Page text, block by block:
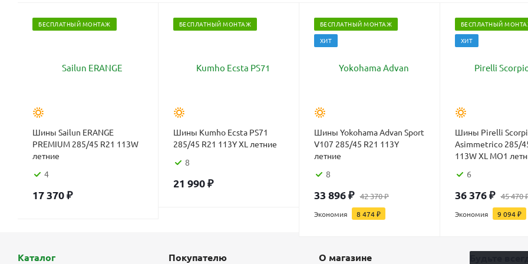
БЕСПЛАТНЫЙ МОНТАЖ
Шины Sailun ERANGE
PREMIUM 285/45 R21 113W
летние
4
17 370₽
БЕСПЛАТНЫЙ МОНТАЖ
Шины Kumho Ecsta PS71
285/45 R21 113Y XL летние
8
21 990₽
БЕСПЛАТНЫЙ МОНТАЖ
ХИТ
Шины Yokohama Advan Sport
V107 285/45 R21 113Y
летние
8
33 896₽ 42 370₽
Экономия 8 474₽
БЕСПЛАТНЫЙ
ХИТ
Шины Pirelli
Asimmetrico 285/
113W XL MO1
6
36 376₽ 45 470
Экономия 9 094₽
Каталог Покупателю О магазине